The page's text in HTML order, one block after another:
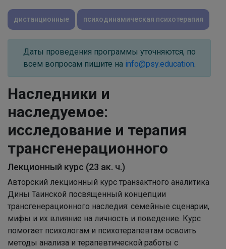
дистанционные психодинамическая психотерапия
Даты проведения программы уточняются, по
всем вопросам пишите на info@psy.education
Наследники и
наследуемое:
исследование и терапия
трансгенерационного
Лекционный курс (23 ак. ч.)
Авторский лекционный курс транзактного аналитика
Дины Таинской посвященный концепции
трансгенерационного наследия: семейные сценарии,
мифы и их влияние на личность и поведение. Курс
помогает психологам и психотерапевтам освоить
методы анализа и терапевтической работы с